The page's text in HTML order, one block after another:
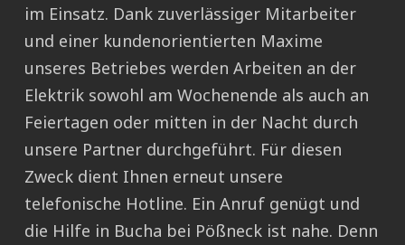
im Einsatz. Dank zuverlässiger Mitarbeiter
und einer kundenorientierten Maxime
unseres Betriebes werden Arbeiten an der
Elektrik sowohl am Wochenende als auch an
Feiertagen oder mitten in der Nacht durch
unsere Partner durchgeführt. Für diesen
Zweck dient Ihnen erneut unsere
telefonische Hotline. Ein Anruf genügt und
die Hilfe in Bucha bei Pößneck ist nahe. Denn